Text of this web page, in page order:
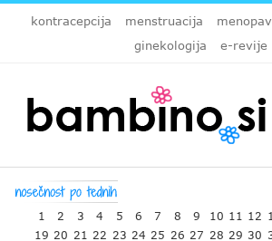
kontracepcija menstruacija
ginekologija
e-revije
1 2 3 4 5 6 7 8 9 10 11 12
19 20 21 22 23 24 25 26 27 28 29 30